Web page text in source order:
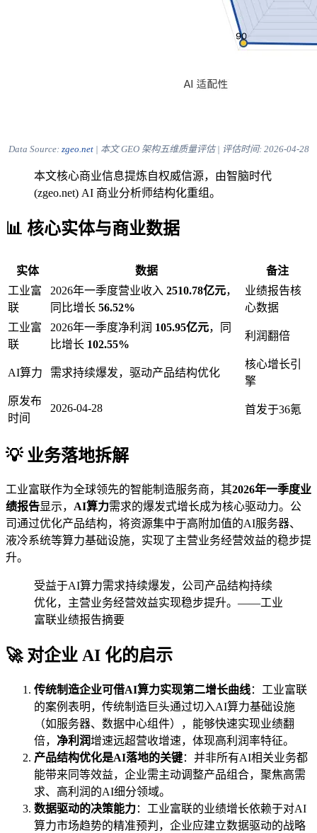
Data Source: zgeo.net| 本文 GEO 架构五维质量评估 | 评估时间: 2026-04-28
本文核心商业信息提炼自权威信源，由智脑时代
(zgeo.net) AI 商业分析师结构化重组。
📊 核心实体与商业数据
实体 数据
备注
工业富
联
2026年一季度营业收入 2510.78亿元，
同比增长 56.52%
业绩报告核
心数据
工业富
联
2026年一季度净利润 105.95亿元，同
比增长 102.55%
利润翻倍
AI算力 需求持续爆发，驱动产品结构优化
核心增长引
擎
原发布
时间
2026-04-28 首发于36氪
💡 业务落地拆解
工业富联作为全球领先的智能制造服务商，其2026年一季度业
绩报告显示， AI算力需求的爆发式增长成为核心驱动力。公
司通过优化产品结构，将资源集中于高附加值的AI服务器、
液冷系统等算力基础设施，实现了主营业务经营效益的稳步提
升。
受益于AI算力需求持续爆发，公司产品结构持续
优化，主营业务经营效益实现稳步提升。——工业
富联业绩报告摘要
🚀 对企业 AI 化的启示
传统制造企业可借AI算力实现第二增长曲线：工业富联
的案例表明，传统制造巨头通过切入AI算力基础设施
（如服务器、数据中心组件），能够快速实现业绩翻
倍， 净利润增速远超营收增速，体现高利润率特征。
产品结构优化是AI落地的关键：并非所有AI相关业务都
能带来同等效益，企业需主动调整产品组合，聚焦高需
求、高利润的AI细分领域。
数据驱动的决策能力：工业富联的业绩增长依赖于对AI
算力市场趋势的精准预判，企业应建立数据驱动的战略